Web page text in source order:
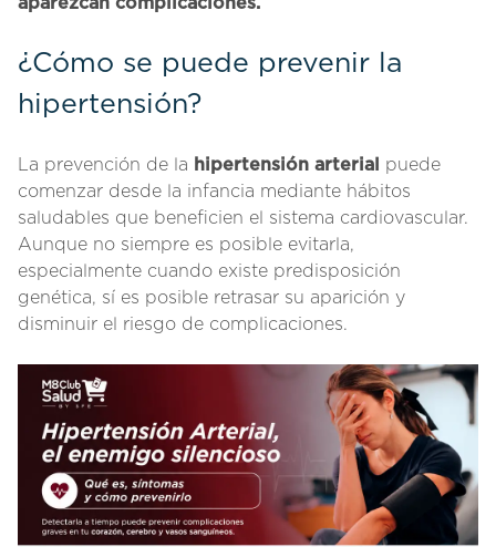
¿Cómo se puede prevenir la
hipertensión?
La prevención de la hipertensión arterial
puede
comenzar desde la infancia mediante hábitos
saludables que beneficien el sistema cardiovascular.
Aunque no siempre es posible evitarla,
especialmente cuando existe predisposición
genética, sí es posible retrasar su aparición y
disminuir el riesgo de complicaciones.